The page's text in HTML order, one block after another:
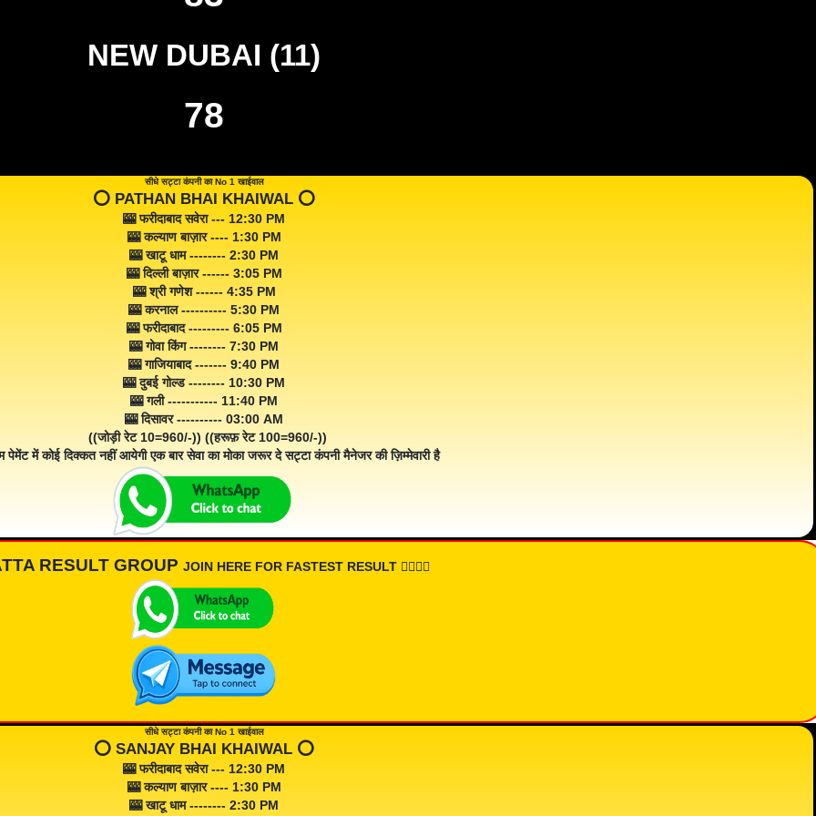
NEW DUBAI (11)
78
सीधे सट्टा कंपनी का No 1 खाईवाल
⭕️ PATHAN BHAI KHAIWAL ⭕️
🎰 फरीदाबाद सवेरा --- 12:30 PM
🎰 कल्याण बाज़ार ---- 1:30 PM
🎰 खाटू धाम -------- 2:30 PM
🎰 दिल्ली बाज़ार ------ 3:05 PM
🎰 श्री गणेश ------ 4:35 PM
🎰 करनाल ---------- 5:30 PM
🎰 फरीदाबाद --------- 6:05 PM
🎰 गोवा किंग -------- 7:30 PM
🎰 गाजियाबाद ------- 9:40 PM
🎰 दुबई गोल्ड -------- 10:30 PM
🎰 गली ----------- 11:40 PM
🎰 दिसावर ---------- 03:00 AM
((जोड़ी रेट 10=960/-)) ((हरूफ़ रेट 100=960/-))
पेमेंट में कोई दिक्कत नहीं आयेगी एक बार सेवा का मोका जरूर दे सट्टा कंपनी मैनेजर की ज़िम्मेवारी है
RESULT GROUP JOIN HERE FOR FASTEST RESULT 👇🏾👇🏾
सीधे सट्टा कंपनी का No 1 खाईवाल
⭕️ SANJAY BHAI KHAIWAL ⭕️
🎰 फरीदाबाद सवेरा --- 12:30 PM
🎰 कल्याण बाज़ार ---- 1:30 PM
🎰 खाटू धाम -------- 2:30 PM